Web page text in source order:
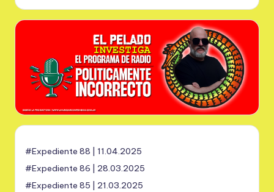
#Expediente 88 | 11.04.2025
#Expediente 86 | 28.03.2025
#Expediente 85 | 21.03.2025